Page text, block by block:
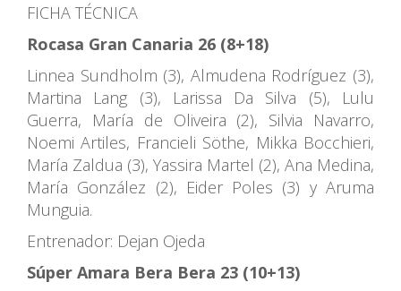
FICHA TÉCNICA
Rocasa Gran Canaria 26 (8+18)
Linnea Sundholm (3), Almudena Rodríguez (3),
Martina Lang (3), Larissa Da Silva (5), Lulu
Guerra, María de Oliveira (2), Silvia Navarro,
Noemi Artiles, Francieli Söthe, Mikka Bocchieri,
María Zaldua (3), Yassira Martel (2), Ana Medina,
María González (2), Eider Poles (3) y Aruma
Munguia.
Entrenador: Dejan Ojeda
Súper Amara Bera Bera 23 (10+13)